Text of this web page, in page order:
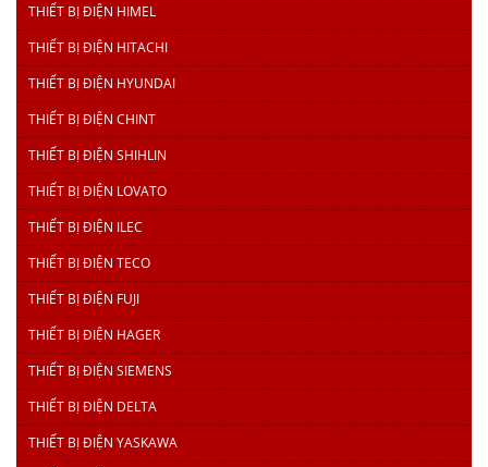
THIẾT BỊ ĐIỆN HIMEL
THIẾT BỊ ĐIỆN HITACHI
THIẾT BỊ ĐIỆN HYUNDAI
THIẾT BỊ ĐIỆN CHINT
THIẾT BỊ ĐIỆN SHIHLIN
THIẾT BỊ ĐIỆN LOVATO
THIẾT BỊ ĐIỆN ILEC
THIẾT BỊ ĐIỆN TECO
THIẾT BỊ ĐIỆN FUJI
THIẾT BỊ ĐIỆN HAGER
THIẾT BỊ ĐIỆN SIEMENS
THIẾT BỊ ĐIỆN DELTA
THIẾT BỊ ĐIỆN YASKAWA